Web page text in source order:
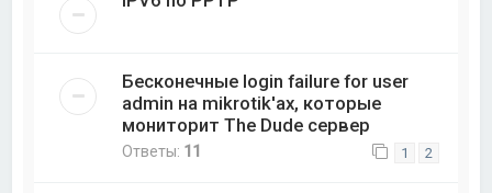
Бесконечные login failure for user
admin на mikrotik'ах, которые
мониторит The Dude сервер
Ответы: 11 1 2